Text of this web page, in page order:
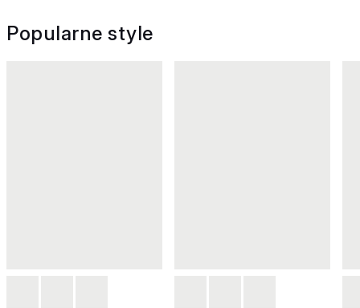
Popularne style